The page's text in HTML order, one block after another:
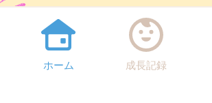
ホーム 成長記録